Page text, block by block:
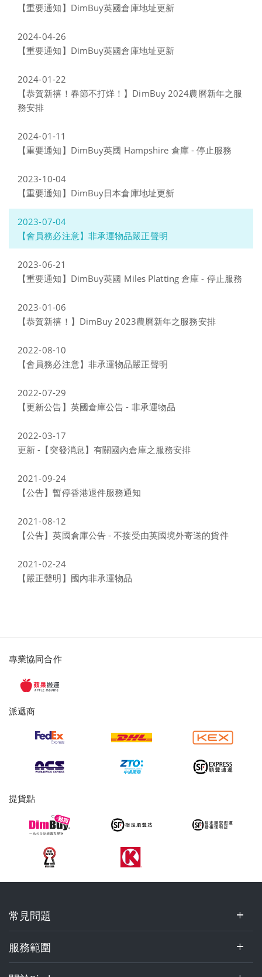
【重要通知】DimBuy英國倉庫地址更新
2024-04-26
【重要通知】DimBuy英國倉庫地址更新
2024-01-22
【恭賀新禧！春節不打烊！】DimBuy 2024農曆新年之服
務安排
2024-01-11
【重要通知】DimBuy英國 Hampshire 倉庫 - 停止服務
2023-10-04
【重要通知】DimBuy日本倉庫地址更新
2023-07-04
【會員務必注意】非承運物品嚴正聲明
2023-06-21
【重要通知】DimBuy英國 Miles Platting 倉庫 - 停止服務
2023-01-06
【恭賀新禧！】DimBuy 2023農曆新年之服務安排
2022-08-10
【會員務必注意】非承運物品嚴正聲明
2022-07-29
【更新公告】英國倉庫公告 - 非承運物品
2022-03-17
更新 -【突發消息】有關國內倉庫之服務安排
2021-09-24
【公告】暫停香港退件服務通知
2021-08-12
【公告】英國倉庫公告 - 不接受由英國境外寄送的貨件
2021-02-24
【嚴正聲明】國內非承運物品
派
服
及
專業協同合作
派遞商
提貨點
見
問
題,
服
常見問題
服務範圍